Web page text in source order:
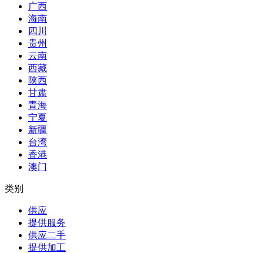
广西
海南
四川
贵州
云南
西藏
陕西
甘肃
青海
宁夏
新疆
台湾
香港
澳门
类别
供应
提供服务
供应二手
提供加工